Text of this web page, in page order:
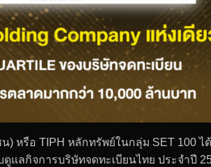
) หรือ TIPH หลักทรัพย์ในกลุ่ม SET 100
แลกิจการบริษัทจดทะเบียนไทย ประจำปี